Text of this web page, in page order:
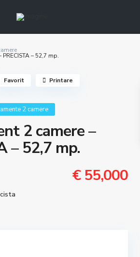
– 52,7 mp.
2 camere
2 camere –
– 52,7 mp.
€ 55,000
Favorit Printare